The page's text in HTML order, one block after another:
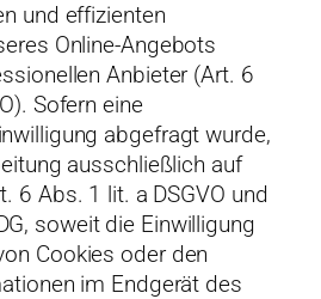
und effizienten
Online-Angebots
Anbieter (Art. 6
Sofern eine
abgefragt wurde,
ausschließlich auf
6 Abs. 1 lit. a DSGVO und
soweit die Einwilligung
Cookies oder den
im Endgerät des